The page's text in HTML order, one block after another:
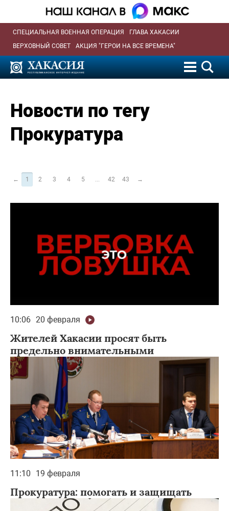
СПЕЦИАЛЬНАЯ ВОЕННАЯ ОПЕРАЦИЯ
ГЛАВА ХАКАСИИ
ВЕРХОВНЫЙ СОВЕТ
АКЦИЯ "ГЕРОИ НА ВСЕ ВРЕМЕНА"
Новости по тегу
Прокуратура
← 1 2 3 4 5 42 43 →
10:06 20 февраля
Жителей Хакасии просят быть
предельно внимательными
11:10 19 февраля
Прокуратура: помогать и защищать